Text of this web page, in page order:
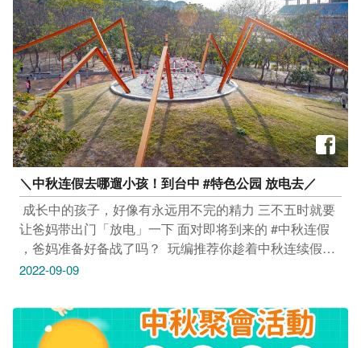
＼中秋连假去哪遛小孩！到台中 #特色公园 放电去️／​
​ 成长中的孩子，好像有永远用不完的精力​ 三不五时就要
让爸妈带出门「放电」一下​ 面对即将到来的 #中秋连假
，爸妈准备好备战了吗？ ​ 玩编推荐你趁着中秋连续假期
带孩子到台中特色公园玩耍 攀爬架、溜滑梯等各种游乐
慾​ _____________​ #安心旅游首选台中​ #勤洗手 #戴口罩
2022-09-09